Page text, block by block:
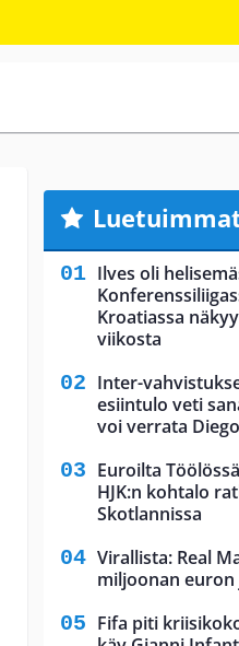
Ilves oli
Kroatiassa
viikosta
Inter-
esiintulo veti
voi verrata
Euroilta
HJK:n kohtalo
Skotlannissa
Virallista: Real
miljoonan
Fifa piti